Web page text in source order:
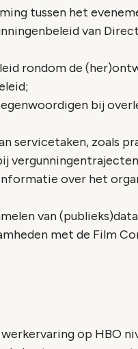
tussen het
van
rondom de
bij
servicetaken, zoals
over het
van
met de Film
op HBO